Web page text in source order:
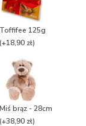
Toffifee 125g
(+18,90 zł)
Miś brąz - 28cm
(+38,90 zł)